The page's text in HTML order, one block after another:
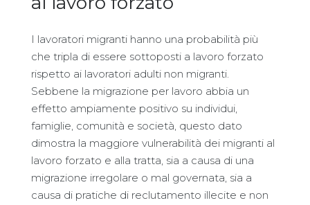
I lavoratori migranti hanno una probabilità più
che tripla di essere sottoposti a lavoro forzato
rispetto ai lavoratori adulti non migranti.
Sebbene la migrazione per lavoro abbia un
effetto ampiamente positivo su individui,
famiglie, comunità e società, questo dato
dimostra la maggiore vulnerabilità dei migranti al
lavoro forzato e alla tratta, sia a causa di una
migrazione irregolare o mal governata, sia a
causa di pratiche di reclutamento illecite e non